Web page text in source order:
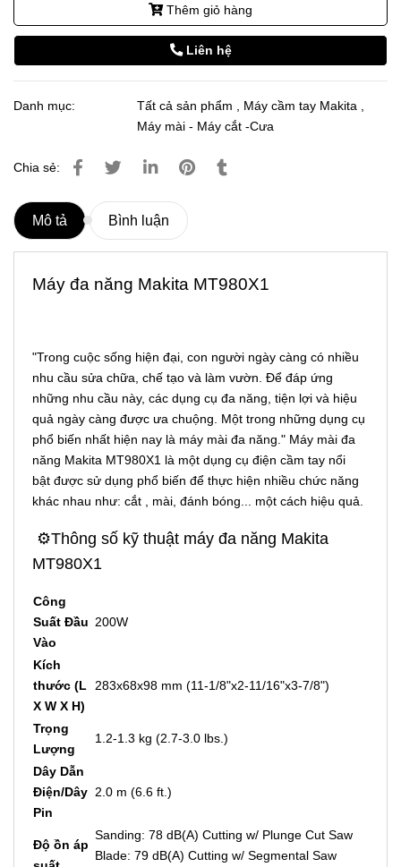
Thêm giỏ hàng
Liên hệ
Danh mục: Tất cả sản phẩm Máy cầm tay Makita
Máy mài - Máy cắt -Cưa
Chia sẻ:
Mô tả Bình luận
Máy đa năng Makita MT980X1
"Trong cuộc sống hiện đại, con người ngày càng có nhiều
nhu cầu sửa chữa, chế tạo và làm vườn. Để đáp ứng
những nhu cầu này, các dụng cụ đa năng, tiện lợi và hiệu
quả ngày càng được ưa chuộng. Một trong những dụng cụ
phổ biến nhất hiện nay là máy mài đa năng." Máy mài đa
năng Makita MT980X1 là một dụng cụ điện cầm tay nổi
bật được sử dụng phổ biến để thực hiện nhiều chức năng
khác nhau như: cắt , mài, đánh bóng... một cách hiệu quả.
⚙️Thông số kỹ thuật máy đa năng Makita
MT980X1
Công
Suất Đầu
Vào
200W
Kích
thước (L
X W X H)
283x68x98 mm (11-1/8"x2-11/16"x3-7/8")
Trọng
Lượng
1.2-1.3 kg (2.7-3.0 lbs.)
Dây Dẫn
Điện/Dây
Pin
2.0 m (6.6 ft.)
Độ ồn áp
Sanding: 78 dB(A) Cutting w/ Plunge Cut Saw
Blade: 79 dB(A) Cutting w/ Segmental Saw